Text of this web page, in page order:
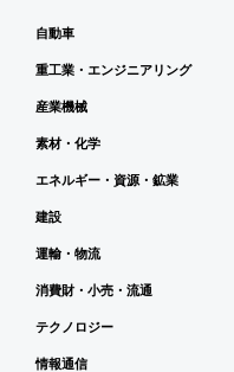
自動車
重工業・エンジニアリング
産業機械
素材・化学
エネルギー・資源・鉱業
建設
運輸・物流
消費財・小売・流通
テクノロジー
情報通信